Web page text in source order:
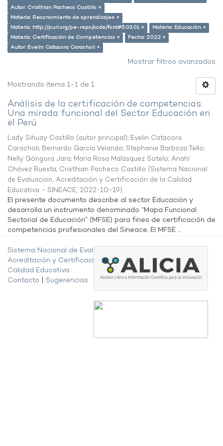
Autor: Cristhian Pacheco Castillo ×
Materia: Reconomiento de aprendizajes ×
Materia: http://purl.org/pe-repo/ocde/ford#5.03.01 ×
Materia: Educación ×
Materia: Certificación de Competencias ×
Fecha: 2022 ×
Autor: Evelin Catacora Caracholi ×
Mostrar filtros avanzados
Mostrando ítems 1-1 de 1
Análisis de la certificación de competencias:
Una mirada funcional del Sector Educación en
el Perú
Lady Sihuay Castillo (autor principal); Evelin Catacora
Caracholi; Bernardo García Velando; Stephanie Barboza Tello;
Nelly Góngora Jara; María Rosa Malásquez Sotelo; Anahí
Chávez Ruesta; Cristhian Pacheco Castillo (Sistema Nacional
de Evaluación, Acreditación y Certificación de la Calidad
Educativa - SINEACE, 2022-10-19)
El presente documento describe al sector Educación y
desarrolla un instrumento denominado “Mapa Funcional
Sectorial de Educación” (MFSE) para fines de certificación de
competencias profesionales del Sineace. El MFSE ...
Sistema Nacional de Evaluación,
Acreditación y Certificación de la
Calidad Educativa
Contacto
Sugerencias